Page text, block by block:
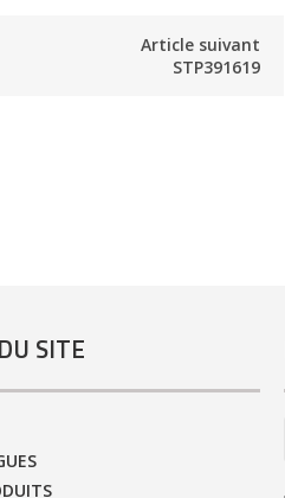
Article suivant
STP391619
SITE